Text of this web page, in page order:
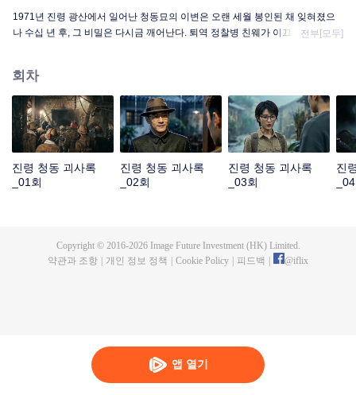
앱 열기
1971년 진령 광산에서 일어난 청동묘의 이변은 오랜 세월 봉인된 채 잊혀졌으
나 수십 년 후, 그 비밀은 다시금 깨어난다. 퇴역 정찰병 친웨가 이끄는 탐사대는
는데…
전부[모두]
회차
진령 청동 괴사록
_01회
진령 청동 괴사록
_02회
진령 청동 괴사록
_03회
진
Copyright © 2016-2026Image Future Investment (HK) Limited.
약관과 조항
개인 정보 정책 Cookie Policy 피드백 @iflix